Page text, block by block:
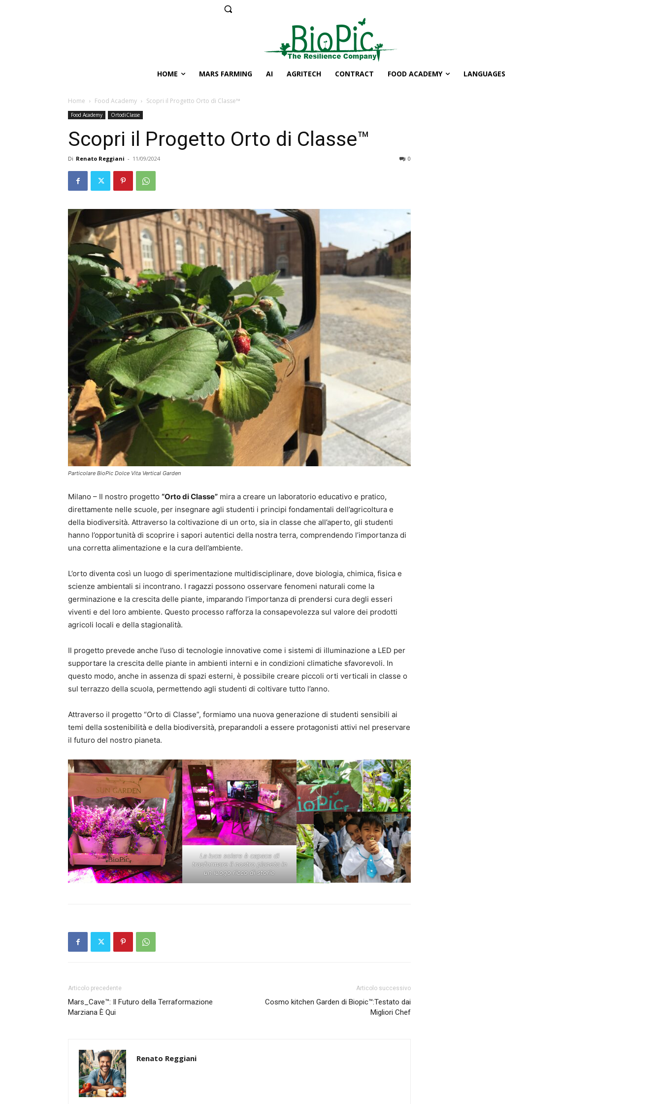
HOME MARS FARMING AI AGRITECH CONTRACT FOOD ACADEMY LANGUAGES
Home Food Academy Scopri il Progetto Orto di Classe™
Food Academy OrtodiClasse
Scopri il Progetto Orto di Classe™
Di Renato Reggiani - 11/09/2024 0
Particolare BioPic Dolce Vita Vertical Garden
Milano – Il nostro progetto “Orto di Classe” mira a creare un laboratorio educativo e pratico,
direttamente nelle scuole, per insegnare agli studenti i principi fondamentali dell’agricoltura e
della biodiversità. Attraverso la coltivazione di un orto, sia in classe che all’aperto, gli studenti
hanno l’opportunità di scoprire i sapori autentici della nostra terra, comprendendo l’importanza di
una corretta alimentazione e la cura dell’ambiente.
L’orto diventa così un luogo di sperimentazione multidisciplinare, dove biologia, chimica, fisica e
scienze ambientali si incontrano. I ragazzi possono osservare fenomeni naturali come la
germinazione e la crescita delle piante, imparando l’importanza di prendersi cura degli esseri
viventi e del loro ambiente. Questo processo rafforza la consapevolezza sul valore dei prodotti
agricoli locali e della stagionalità.
Il progetto prevede anche l’uso di tecnologie innovative come i sistemi di illuminazione a LED per
supportare la crescita delle piante in ambienti interni e in condizioni climatiche sfavorevoli. In
questo modo, anche in assenza di spazi esterni, è possibile creare piccoli orti verticali in classe o
sul terrazzo della scuola, permettendo agli studenti di coltivare tutto l’anno.
Attraverso il progetto “Orto di Classe”, formiamo una nuova generazione di studenti sensibili ai
temi della sostenibilità e della biodiversità, preparandoli a essere protagonisti attivi nel preservare
il futuro del nostro pianeta.
La luce solare è capace di
trasformare il nostro pianeta in
un luogo ricco di storie
Articolo precedente
Mars_Cave™: Il Futuro della Terraformazione
Marziana È Qui
Articolo successivo
Cosmo kitchen Garden di Biopic™:Testato dai
Migliori Chef
Renato Reggiani